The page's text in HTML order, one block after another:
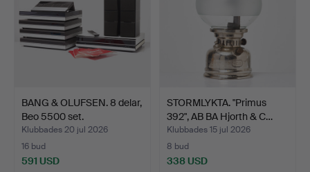
BANG & OLUFSEN. 8 delar,
Beo 5500 set.
Klubbades 20 jul 2026
16 bud
591 USD
STORMLYKTA. "Primus
392", AB BA Hjorth & C…
Klubbades 15 jul 2026
8 bud
338 USD